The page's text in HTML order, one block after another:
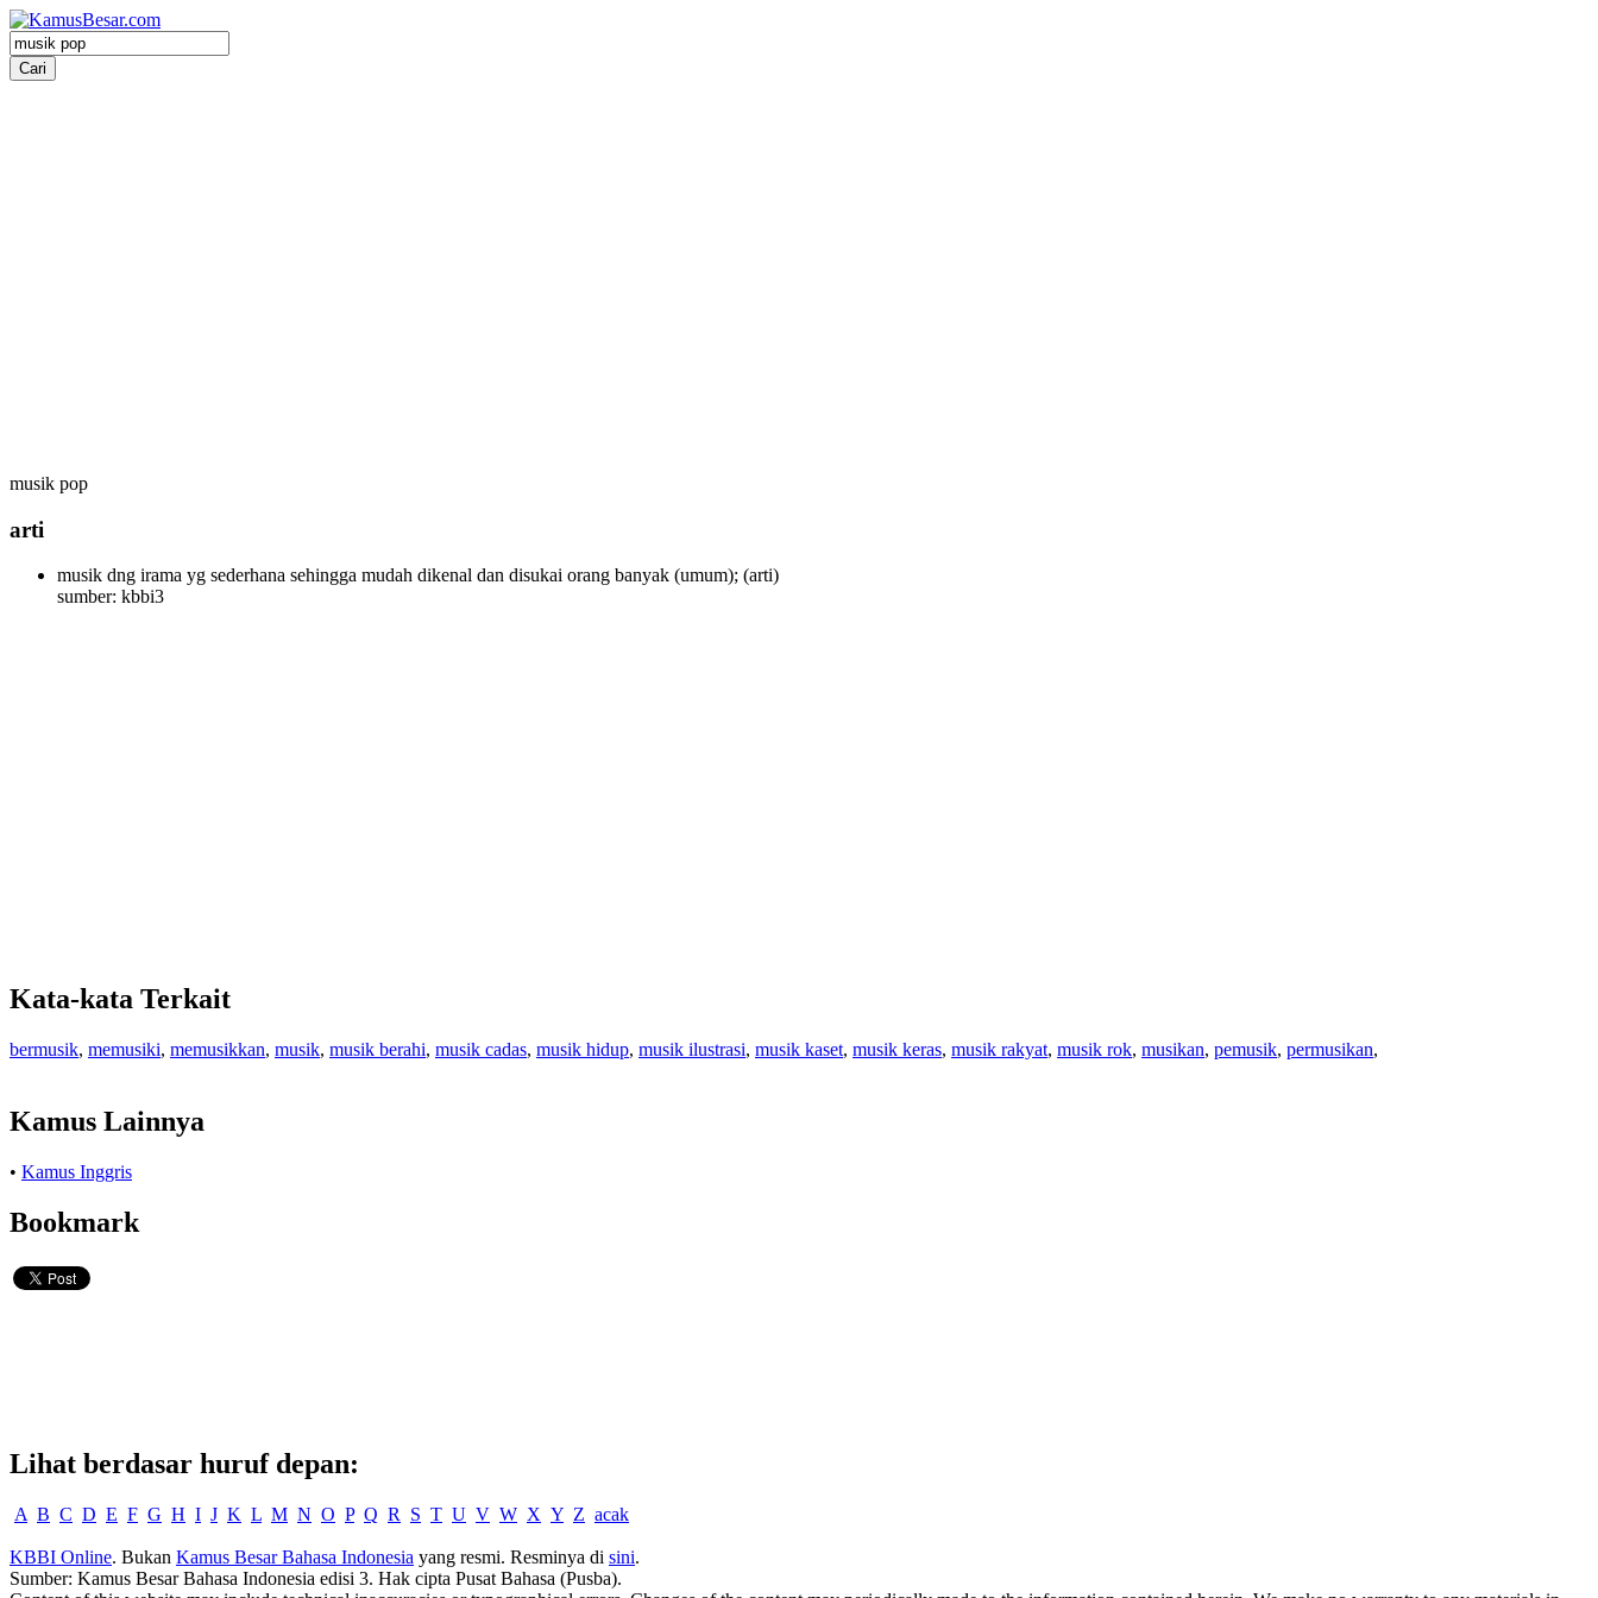
musik pop
arti
musik dng irama yg sederhana sehingga mudah dikenal dan disukai orang banyak (umum); (arti)
sumber: kbbi3
Kata-kata Terkait
bermusik, memusiki, memusikkan, musik, musik berahi, musik cadas, musik hidup, musik ilustrasi, musik kaset, musik keras, musik rakyat, musik rok, musikan, pemusik, permusikan,
Kamus Lainnya
• Kamus Inggris
Bookmark
Lihat berdasar huruf depan:
A B C D E F G H I J K L M N O P Q R S T U V W X Y Z acak
KBBI Online. Bukan Kamus Besar Bahasa Indonesia yang resmi. Resminya di sini.
Sumber: Kamus Besar Bahasa Indonesia edisi 3. Hak cipta Pusat Bahasa (Pusba).